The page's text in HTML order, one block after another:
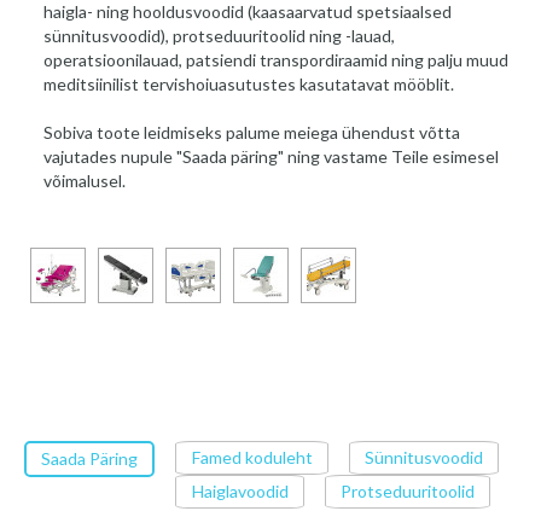
haigla- ning hooldusvoodid (kaasaarvatud spetsiaalsed
sünnitusvoodid), protseduuritoolid ning -lauad,
operatsioonilauad, patsiendi transpordiraamid ning palju muud
meditsiinilist tervishoiuasutustes kasutatavat mööblit.
Sobiva toote leidmiseks palume meiega ühendust võtta
vajutades nupule "Saada päring" ning vastame Teile esimesel
võimalusel.
Saada Päring Famed koduleht
Sünnitusvoodid
Haiglavoodid
Protseduuritoolid